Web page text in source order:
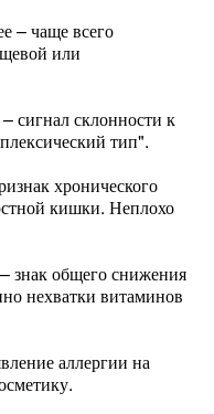
– чаще всего
или
сигнал склонности к
тип".
хронического
кишки. Неплохо
знак общего снижения
нехватки витаминов
аллергии на